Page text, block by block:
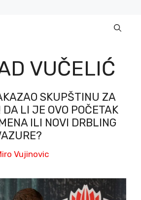
VUČELIĆ
SKUPŠTINU ZA
DA LI JE OVO POČETAK
ILI NOVI DRBLING
Vujinovic